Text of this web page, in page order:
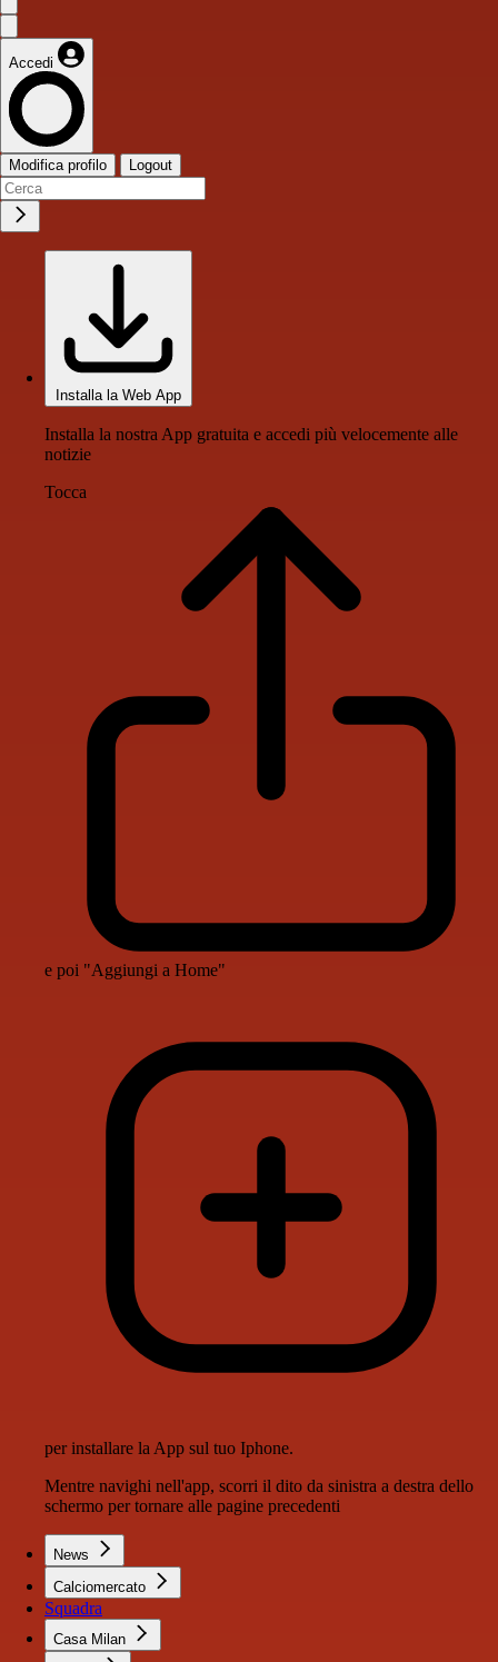
Accedi
Modifica profilo Logout
Installa la Web App
Installa la nostra App gratuita e accedi più velocemente alle
notizie
Tocca
e poi "Aggiungi a Home"
per installare la App sul tuo Iphone.
Mentre navighi nell'app, scorri il dito da sinistra a destra dello
schermo per tornare alle pagine precedenti
News
Calciomercato
Squadra
Casa Milan